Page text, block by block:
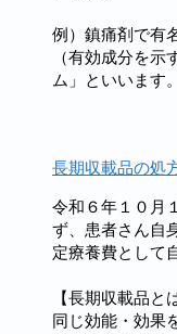
例）鎮痛剤で有
（有効成分を示
ム」といいます。
長期収載品の処
令和６年１０月
ず、患者さん自
定療養費として
【長期収載品と
同じ効能・効果